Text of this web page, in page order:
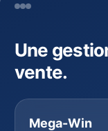
Une
vente.
Mega-Win